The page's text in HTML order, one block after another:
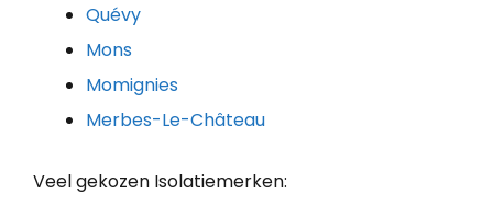
Quévy
Mons
Momignies
Merbes-Le-Château
Veel gekozen Isolatiemerken: